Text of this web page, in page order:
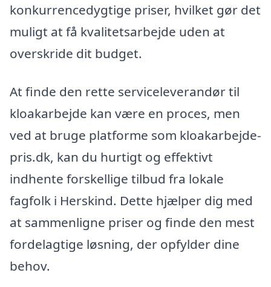
konkurrencedygtige priser, hvilket gør det
muligt at få kvalitetsarbejde uden at
overskride dit budget.
At finde den rette serviceleverandør til
kloakarbejde kan være en proces, men
ved at bruge platforme som kloakarbejde-
pris.dk, kan du hurtigt og effektivt
indhente forskellige tilbud fra lokale
fagfolk i Herskind. Dette hjælper dig med
at sammenligne priser og finde den mest
fordelagtige løsning, der opfylder dine
behov.